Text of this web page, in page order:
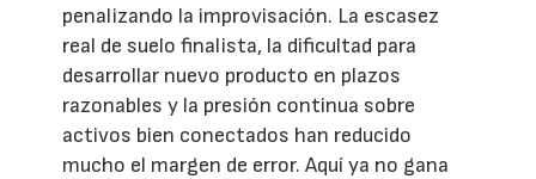
penalizando la improvisación. La escasez
real de suelo finalista, la dificultad para
desarrollar nuevo producto en plazos
razonables y la presión continua sobre
activos bien conectados han reducido
mucho el margen de error. Aquí ya no gana